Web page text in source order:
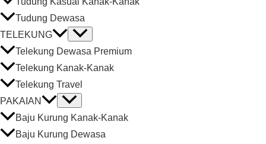
Tudung Dewasa
TELEKUNG
Telekung Dewasa Premium
Telekung Kanak-Kanak
Telekung Travel
PAKAIAN
Baju Kurung Kanak-Kanak
Baju Kurung Dewasa